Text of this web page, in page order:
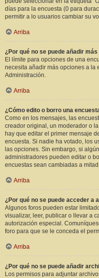
días para la encuesta (0 para
permitir a lo usuarios cambiar su
Arriba
¿Por qué no se puede añadir
El límite para opciones de una
necesita añadir más opciones a la
Administración.
Arriba
¿Cómo edito o borro una
Como en los mensajes, las
creador original, un moderador o
hay que editar el primer mensaje
encuesta. Si nadie ha votado, los
las opciones. Sin embargo, si
administradores pueden editar o
encuestas sean cambiadas a
Arriba
¿Por qué no se puede acceder a
Algunos foros pueden estar
visualizar, leer, publicar o llevar a
autorización especial.
foro para que se le conceda el
Arriba
¿Por qué no se puede añadir
Los permisos para adjuntar